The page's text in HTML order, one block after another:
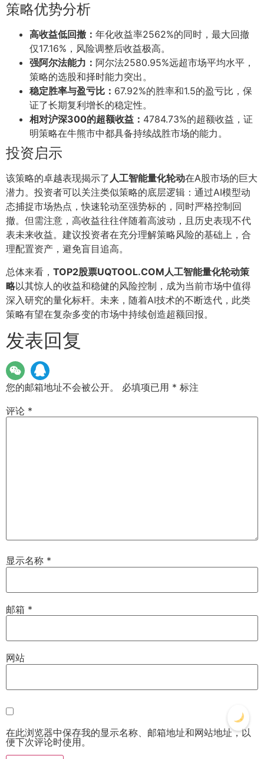
策略优势分析
高收益低回撤： 年化收益率2562%的同时，最大回撤
仅17.16%，风险调整后收益极高。
强阿尔法能力： 阿尔法2580.95%远超市场平均水平，
策略的选股和择时能力突出。
稳定胜率与盈亏比： 67.92%的胜率和1.5的盈亏比，保
证了长期复利增长的稳定性。
相对沪深300的超额收益： 4784.73%的超额收益，证
明策略在牛熊市中都具备持续战胜市场的能力。
投资启示
该策略的卓越表现揭示了 人工智能量化轮动在A股市场的巨大
潜力。投资者可以关注类似策略的底层逻辑：通过AI模型动
态捕捉市场热点，快速轮动至强势标的，同时严格控制回
撤。但需注意，高收益往往伴随着高波动，且历史表现不代
表未来收益。建议投资者在充分理解策略风险的基础上，合
理配置资产，避免盲目追高。
总体来看， TOP2股票UQTOOL.COM人工智能量化轮动策
略以其惊人的收益和稳健的风险控制，成为当前市场中值得
深入研究的量化标杆。未来，随着AI技术的不断迭代，此类
策略有望在复杂多变的市场中持续创造超额回报。
发表回复
您的邮箱地址不会被公开。 必填项已用 * 标注
评论 *
显示名称 *
邮箱 *
网站
在此浏览器中保存我的显示名称、邮箱地址和网站地址，以
便下次评论时使用。